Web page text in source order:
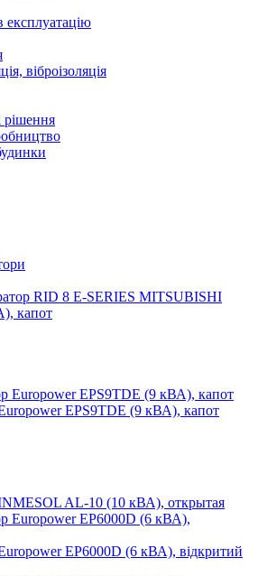
експлуатацію
віброізоляція
рішення
RID 8 E-SERIES MITSUBISHI
капот
EPS9TDE (9 кВА), капот
AL-10 (10 кВА), открытая
EP6000D (6 кВА), відкритий